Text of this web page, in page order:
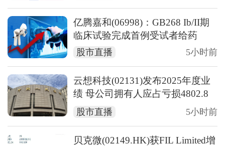
亿腾嘉和(06998)：GB268 Ib/II期
临床试验完成首例受试者给药
股市直播 5小时前
云想科技(02131)发布2025年度业
绩 母公司拥有人应占亏损4802.8
万元 同比收窄89.55%
股市直播 5小时前
贝克微(02149.HK)获FIL Limited增